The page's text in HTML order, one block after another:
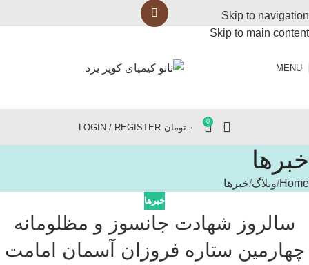
Skip to navigation
Skip to main content
MENU
0
۰ تومان LOGIN / REGISTER
خبرها
Home وبلاگ خبرها
خبرها
سالروز شهادت جانسوز و مظلومانه
چهارمین ستاره فروزان آسمان امامت